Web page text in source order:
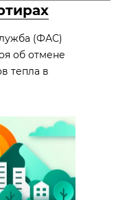
(ФАС)
об отмене
тепла в